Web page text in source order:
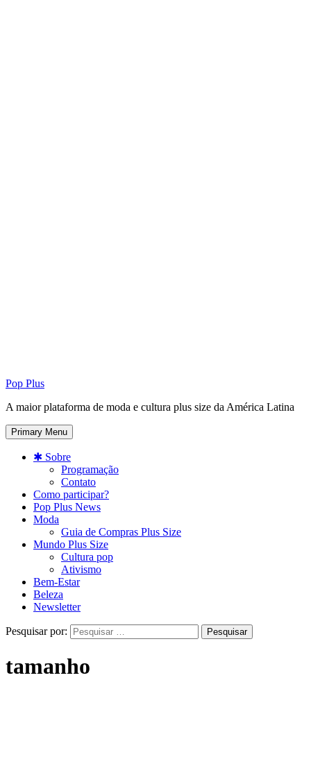
Pop Plus
A maior plataforma de moda e cultura plus size da América Latina
Primary Menu
✱ Sobre
Programação
Contato
Como participar?
Pop Plus News
Moda
Guia de Compras Plus Size
Mundo Plus Size
Cultura pop
Ativismo
Bem-Estar
Beleza
Newsletter
Pesquisar por:
tamanho